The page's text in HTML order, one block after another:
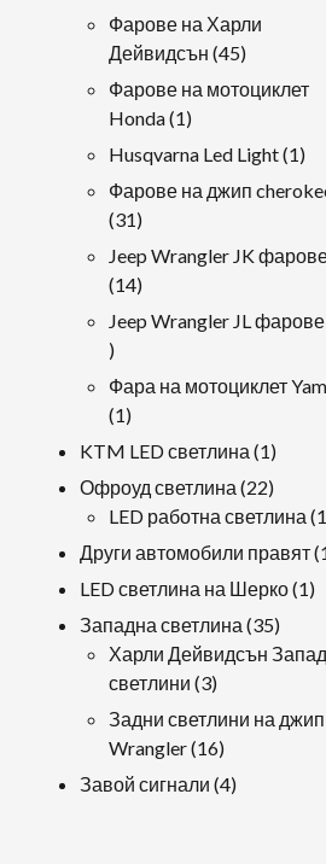
продукти
Фарове на Харли
Дейвидсън 4545
продукти
Фарове на мотоциклет
Honda 11
продукт
Husqvarna Led Light 11
Фарове на джип
3131
продукти
Jeep Wrangler JK
1414
продукти
Jeep Wrangler JL фарове
43
продукти
Фара на мотоциклет
11
продукт
KTM LED светлина 11
Офроуд светлина 2222
LED работна светлина
Други автомобили правят
LED светлина на Шерко 11
Западна светлина 3535
Харли Дейвидсън
светлини 33
продукти
Задни светлини на джип
Wrangler 1616
продукти
Завой сигнали 44